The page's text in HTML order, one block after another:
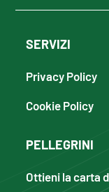
SERVIZI
Privacy Policy
Cookie Policy
PELLEGRINI
Ottieni la carta